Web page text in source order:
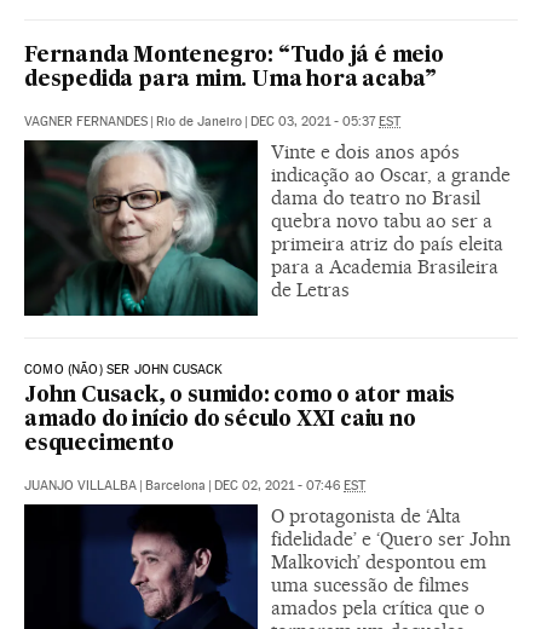
Fernanda Montenegro: “Tudo já é meio
despedida para mim. Uma hora acaba”
VAGNER FERNANDES Rio de Janeiro DEC 03, 2021 - 05:37 EST
Vinte e dois anos após
indicação ao Oscar, a grande
dama do teatro no Brasil
quebra novo tabu ao ser a
primeira atriz do país eleita
para a Academia Brasileira
de Letras
COMO (NÃO) SER JOHN CUSACK
John Cusack, o sumido: como o ator mais
amado do início do século XXI caiu no
esquecimento
JUANJO VILLALBA Barcelona DEC 02, 2021 - 07:46 EST
O protagonista de ‘Alta
fidelidade’ e ‘Quero ser John
Malkovich’ despontou em
uma sucessão de filmes
amados pela crítica que o